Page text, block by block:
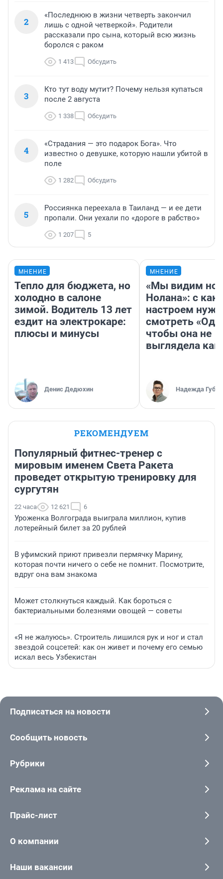
2
«Последнюю в жизни четверть закончил
лишь с одной четверкой». Родители
рассказали про сына, который всю жизнь
боролся с раком
1 413 Обсудить
3
Кто тут воду мутит? Почему нельзя купаться
после 2 августа
1 338 Обсудить
4
«Страдания — это подарок Бога». Что
известно о девушке, которую нашли убитой в
поле
1 282 Обсудить
5
Россиянка переехала в Таиланд — и ее дети
пропали. Они уехали по «дороге в рабство»
1 207 5
МНЕНИЕ
Тепло для бюджета, но
холодно в салоне
зимой. Водитель 13 лет
ездит на электрокаре:
плюсы и минусы
Денис Дедюхин
МНЕНИЕ
«Мы видим
Нолана»: с
настроем
смотреть
чтобы она не
выглядела как
Надежда
РЕКОМЕНДУЕМ
Популярный фитнес-тренер с
мировым именем Света Ракета
проведет открытую тренировку для
сургутян
22 часа 12 621 6
Уроженка Волгограда выиграла миллион, купив
лотерейный билет за 20 рублей
В уфимский приют привезли пермячку Марину,
которая почти ничего о себе не помнит. Посмотрите,
вдруг она вам знакома
Может столкнуться каждый. Как бороться с
бактериальными болезнями овощей — советы
«Я не жалуюсь». Строитель лишился рук и ног и стал
звездой соцсетей: как он живет и почему его семью
искал весь Узбекистан
Подписаться на новости
Сообщить новость
Рубрики
Реклама на сайте
Прайс-лист
О компании
Наши вакансии